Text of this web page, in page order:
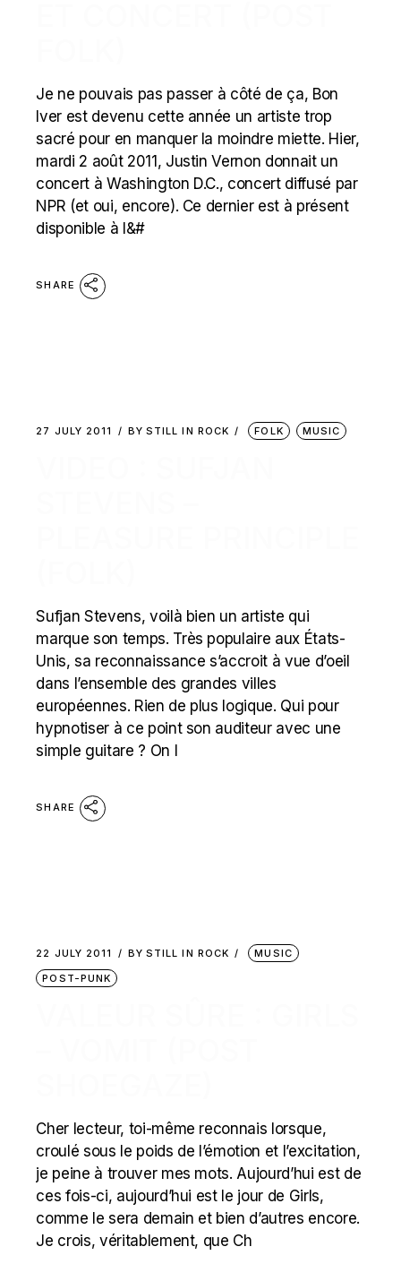
Je ne pouvais pas passer à côté de ça, Bon
Iver est devenu cette année un artiste trop
sacré pour en manquer la moindre miette. Hier,
mardi 2 août 2011, Justin Vernon donnait un
concert à Washington D.C., concert diffusé par
NPR (et oui, encore). Ce dernier est à présent
disponible à l&#
SHARE
27 JULY 2011 BY STILL IN ROCK FOLK MUSIC
Sufjan Stevens, voilà bien un artiste qui
marque son temps. Très populaire aux États-
Unis, sa reconnaissance s’accroit à vue d’oeil
dans l’ensemble des grandes villes
européennes. Rien de plus logique. Qui pour
hypnotiser à ce point son auditeur avec une
simple guitare ? On l
SHARE
22 JULY 2011 BY STILL IN ROCK
MUSIC
POST-PUNK
Cher lecteur, toi-même reconnais lorsque,
croulé sous le poids de l’émotion et l’excitation,
je peine à trouver mes mots. Aujourd’hui est de
ces fois-ci, aujourd’hui est le jour de Girls,
comme le sera demain et bien d’autres encore.
Je crois, véritablement, que Ch